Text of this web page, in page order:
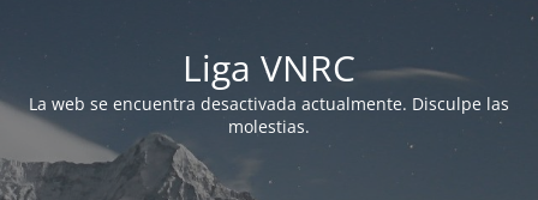
Liga VNRC
La web se encuentra desactivada actualmente. Disculpe las
molestias.